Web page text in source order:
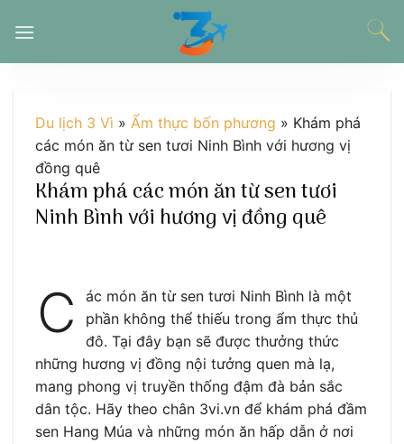
đến
Du lịch 3 Vì » Ẩm thực bốn phương » Khám phá
các món ăn từ sen tươi Ninh Bình với hương vị
đồng quê
Khám phá các món ăn từ sen tươi
Ninh Bình với hương vị đồng quê
C
ác món ăn từ sen tươi Ninh Bình là một
phần không thể thiếu trong ẩm thực thủ
đô. Tại đây bạn sẽ được thưởng thức
những hương vị đồng nội tưởng quen mà lạ,
mang phong vị truyền thống đậm đà bản sắc
dân tộc. Hãy theo chân 3vi.vn để khám phá đầm
sen Hang Múa và những món ăn hấp dẫn ở nơi